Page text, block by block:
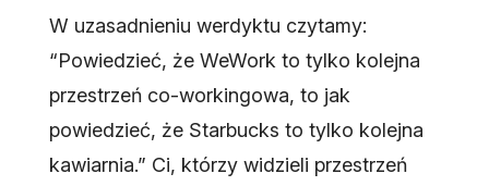
W uzasadnieniu werdyktu czytamy:
“Powiedzieć, że WeWork to tylko kolejna
przestrzeń co-workingowa, to jak
powiedzieć, że Starbucks to tylko kolejna
kawiarnia.” Ci, którzy widzieli przestrzeń